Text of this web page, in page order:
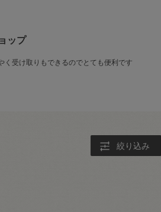
ップ
く受け取りもできるのでとても便利です
絞り込み